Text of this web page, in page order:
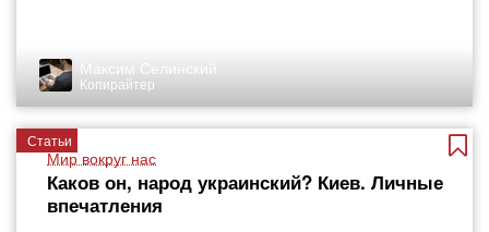
Максим Селинский
Копирайтер
Статьи
Мир вокруг нас
Каков он, народ украинский? Киев. Личные
впечатления